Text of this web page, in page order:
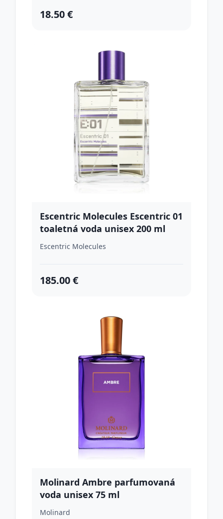
18.50 €
Escentric Molecules Escentric 01
toaletná voda unisex 200 ml
Escentric Molecules
185.00 €
Molinard Ambre parfumovaná
voda unisex 75 ml
Molinard